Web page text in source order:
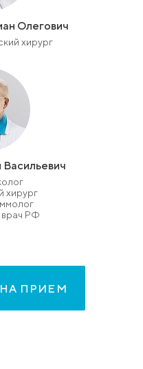
Олегович
хирург
хирург
врач РФ
ПРИЕМ